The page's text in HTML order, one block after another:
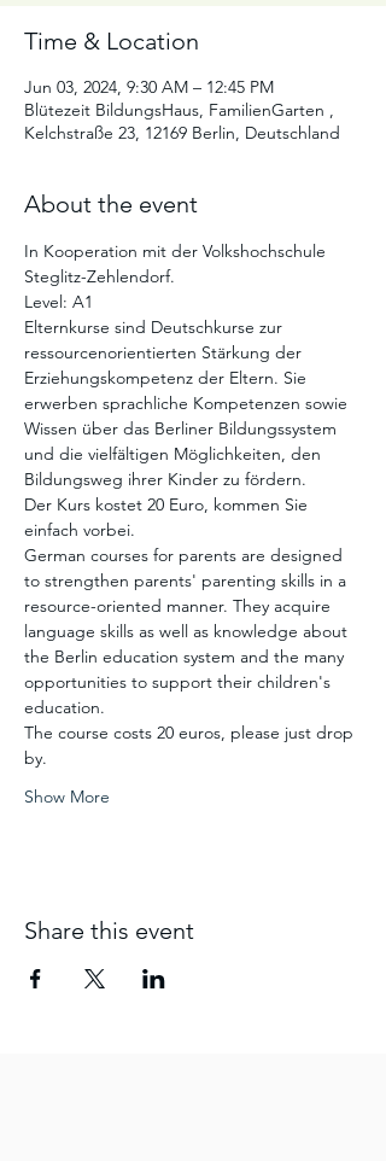
Time & Location
Jun 03, 2024, 9:30 AM – 12:45 PM
Blütezeit BildungsHaus, FamilienGarten ,
Kelchstraße 23, 12169 Berlin, Deutschland
About the event
In Kooperation mit der Volkshochschule
Steglitz-Zehlendorf.
Level: A1
Elternkurse sind Deutschkurse zur
ressourcenorientierten Stärkung der
Erziehungskompetenz der Eltern. Sie
erwerben sprachliche Kompetenzen sowie
Wissen über das Berliner Bildungssystem
und die vielfältigen Möglichkeiten, den
Bildungsweg ihrer Kinder zu fördern.
Der Kurs kostet 20 Euro, kommen Sie
einfach vorbei.
German courses for parents are designed
to strengthen parents' parenting skills in a
resource-oriented manner. They acquire
language skills as well as knowledge about
the Berlin education system and the many
opportunities to support their children's
education.
The course costs 20 euros, please just drop
by.
Show More
Share this event